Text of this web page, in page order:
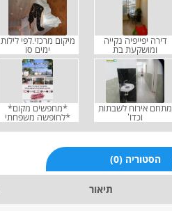
דירה יפייפיה נקייה
ומושקעת בת
מיקום מרכזי.לפי לילות
ימים סו
מתחם אירוח לשבתות
וכדו'
*מחפשים מקום*
*לחופשה משפחתי
(0) הסטוריה
תיאור